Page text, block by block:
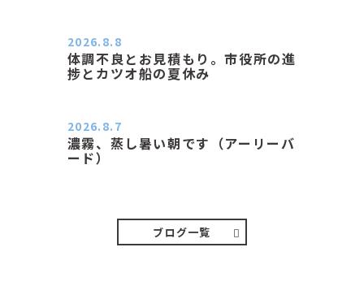
体調不良とお見積もり。市役所の進
捗とカツオ船の夏休み
2026.8.8
濃霧、蒸し暑い朝です（アーリーバ
ード）
2026.8.7
ブログ一覧